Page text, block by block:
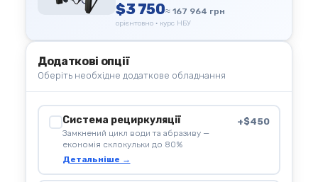
$3 750≈ 167 964 грн
орієнтовно · курс НБУ
Додаткові опції
Оберіть необхідне додаткове обладнання
Система рециркуляції
Замкнений цикл води та абразиву —
економія склокульки до 80%
Детальніше →
+$450